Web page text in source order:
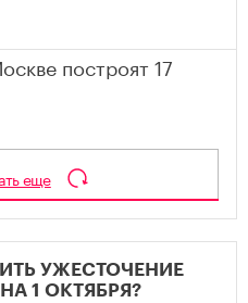
построят 17
еще
УЖЕСТОЧЕНИЕ
1 ОКТЯБРЯ?